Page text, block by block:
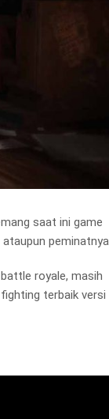
saat ini game
peminatnya.
royale, masih
terbaik versi